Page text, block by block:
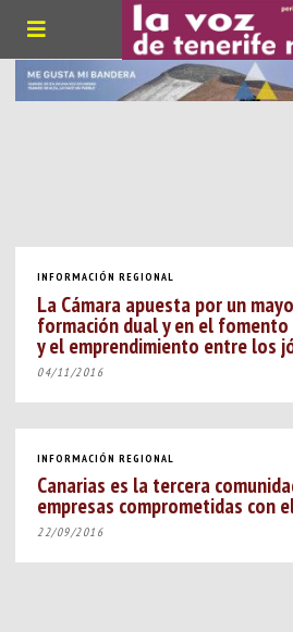
INFORMACIÓN REGIONAL
La Cámara apuesta por un
formación dual y en el
y el emprendimiento entre los
04/11/2016
INFORMACIÓN REGIONAL
Canarias es la tercera
empresas comprometidas con
22/09/2016